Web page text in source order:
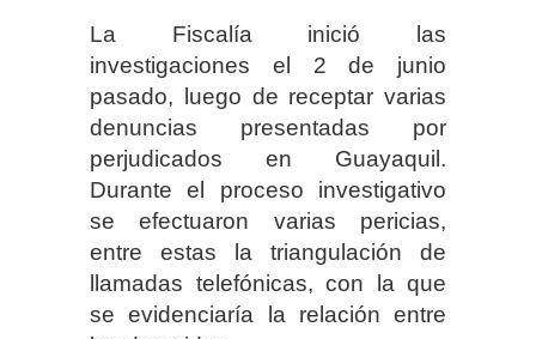
La Fiscalía inició las
investigaciones el 2 de junio
pasado, luego de receptar varias
denuncias presentadas por
perjudicados en Guayaquil.
Durante el proceso investigativo
se efectuaron varias pericias,
entre estas la triangulación de
llamadas telefónicas, con la que
se evidenciaría la relación entre